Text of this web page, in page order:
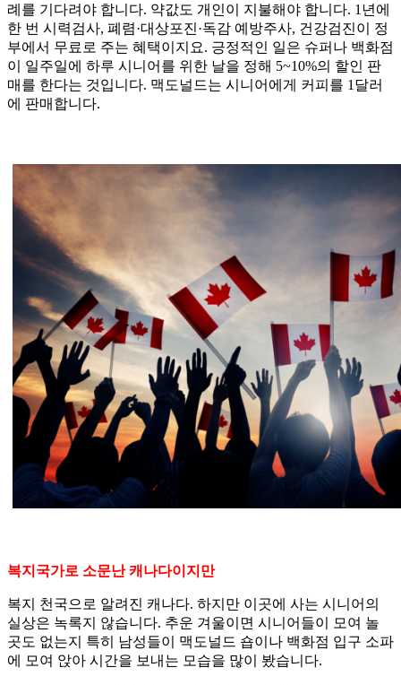
례를 기다려야 합니다. 약값도 개인이 지불해야 합니다. 1년에
한 번 시력검사, 폐렴·대상포진·독감 예방주사, 건강검진이 정
부에서 무료로 주는 혜택이지요. 긍정적인 일은 슈퍼나 백화점
이 일주일에 하루 시니어를 위한 날을 정해 5~10%의 할인 판
매를 한다는 것입니다. 맥도널드는 시니어에게 커피를 1달러
에 판매합니다.
복지국가로 소문난 캐나다이지만
복지 천국으로 알려진 캐나다. 하지만 이곳에 사는 시니어의
실상은 녹록지 않습니다. 추운 겨울이면 시니어들이 모여 놀
곳도 없는지 특히 남성들이 맥도널드 숍이나 백화점 입구 소파
에 모여 앉아 시간을 보내는 모습을 많이 봤습니다.